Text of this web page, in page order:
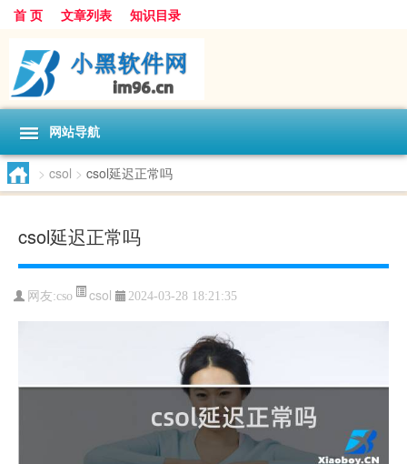
首 页 文章列表 知识目录
网站导航
> csol > csol延迟正常吗
csol延迟正常吗
网友:cso csol 2024-03-28 18:21:35